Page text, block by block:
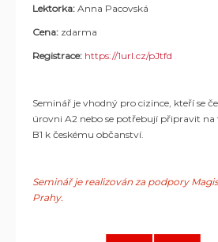
Lektorka: Anna Pacovská
Cena: zdarma
Registrace: https://1url.cz/pJtfd
Seminář je vhodný pro cizince, kteří se
úrovni A2 nebo se potřebují připravit na
B1 k českému občanství.
Seminář je realizován za podpory
Prahy.